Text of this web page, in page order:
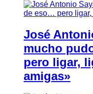
José
mucho
pero ligar,
amigas»